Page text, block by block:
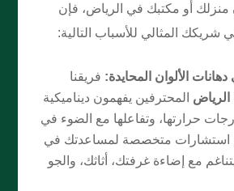
أو مكتبك في الرياض، فإن
شريكك المثالي للأسباب التالية:
الألوان المحايدة: فريقنا
المحترفين يفهمون ديناميكية
درجات حرارتها، وتفاعلها مع الضوء في
استشارات متخصصة لمساعدتك في
مع إضاءة غرفتك، أثاثك، والجو